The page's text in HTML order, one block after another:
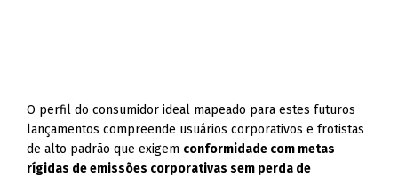
O perfil do consumidor ideal mapeado para estes futuros
lançamentos compreende usuários corporativos e frotistas
de alto padrão que exigem conformidade com metas
rígidas de emissões corporativas sem perda de